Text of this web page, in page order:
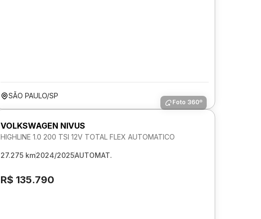
SÃO PAULO/SP
Foto 360º
VOLKSWAGEN NIVUS
HIGHLINE 1.0 200 TSI 12V TOTAL FLEX AUTOMATICO
27.275 km2024/2025AUTOMAT.
R$ 135.790